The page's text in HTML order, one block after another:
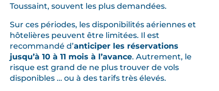
Toussaint, souvent les plus demandées.
Sur ces périodes, les disponibilités aériennes et
hôtelières peuvent être limitées. Il est
recommandé d’anticiper les réservations
jusqu’à 10 à 11 mois à l’avance. Autrement, le
risque est grand de ne plus trouver de vols
disponibles … ou à des tarifs très élevés.